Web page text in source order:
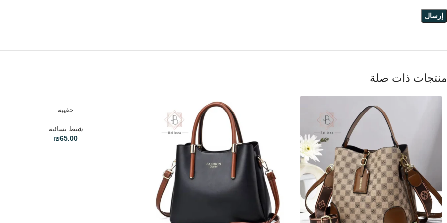
منتجات ذات صلة
حقيبه
شنط نسائية
₪65.00